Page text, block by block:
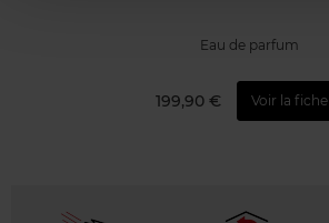
Eau de parfum
199,90 € Voir la fiche